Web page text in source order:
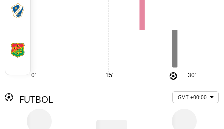
0' 15' 30'
FUTBOL GMT +00:00